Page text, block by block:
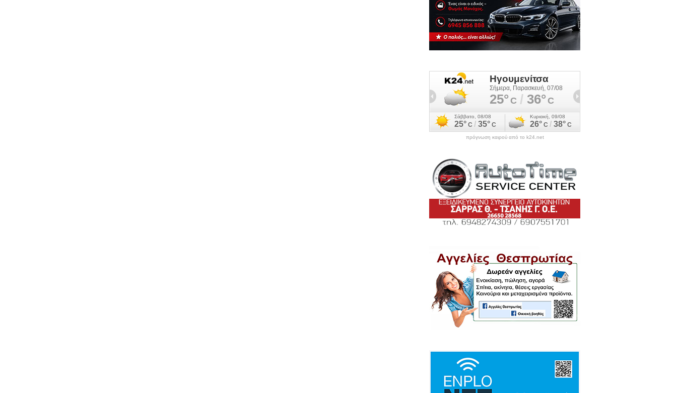
πρόγνωση καιρού από το k24.net